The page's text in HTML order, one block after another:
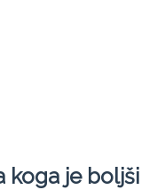
koga je boljši